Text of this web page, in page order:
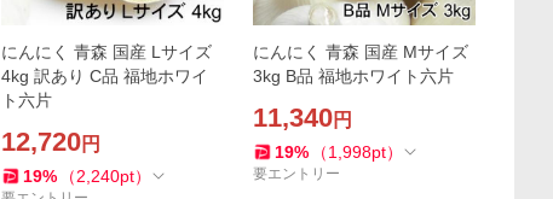
にんにく 青森 国産 Lサイズ
4kg 訳あり C品 福地ホワイ
ト六片
12,720円
19% （2,240pt）
にんにく 青森 国産 Mサイズ
3kg B品 福地ホワイト六片
11,340円
19% （1,998pt）
要エントリー